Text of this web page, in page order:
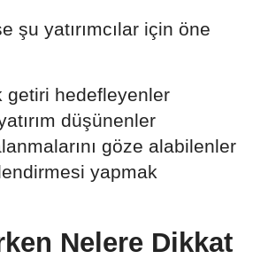
şu yatırımcılar için öne
getiri hedefleyenler
düşünenler
göze alabilenler
yapmak
Nelere Dikkat